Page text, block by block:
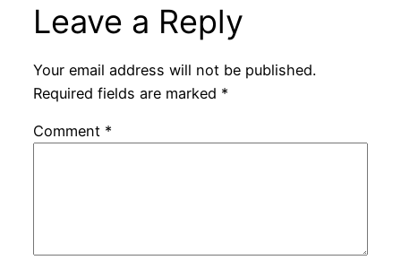
Leave a Reply
Your email address will not be published.
Required fields are marked *
Comment *